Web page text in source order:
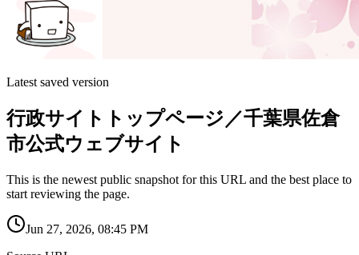
Latest saved version
行政サイトトップページ／千葉県佐倉
市公式ウェブサイト
This is the newest public snapshot for this URL and the best place to
start reviewing the page.
Jun 27, 2026, 08:45 PM